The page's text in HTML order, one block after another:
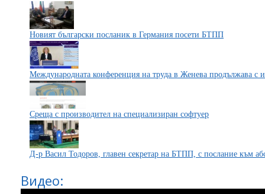
Новият български посланик в Германия посети БТПП
Международната конференция на труда в Женева продължава с
Среща с производител на специализиран софтуер
Д-р Васил Тодоров, главен секретар на БТПП, с послание към
Видео: